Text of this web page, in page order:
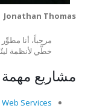
Jonathan Thomas
خطَّي لأنظمة
مشاريع مهمة
Services